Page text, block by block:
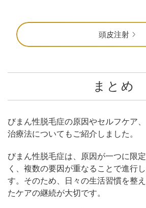
頭皮注射
まとめ
びまん性脱毛症の原因やセルフケア
治療法についてもご紹介しました。
びまん性脱毛症は、原因が一つに限
く、複数の要因が重なることで進行
す。そのため、日々の生活習慣を整
たケアの継続が大切です。